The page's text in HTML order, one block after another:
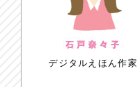
デジタルえほん作家